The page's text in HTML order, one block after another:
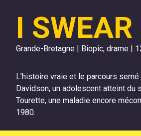
I SWEAR
Grande-Bretagne | Biopic, drame |
L’histoire vraie et le parcours
Davidson, un adolescent atteint du
Tourette, une maladie encore
1980.